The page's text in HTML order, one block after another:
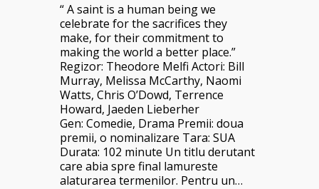
“ A saint is a human being we
celebrate for the sacrifices they
make, for their commitment to
making the world a better place.”
Regizor: Theodore Melfi Actori: Bill
Murray, Melissa McCarthy, Naomi
Watts, Chris O’Dowd, Terrence
Howard, Jaeden Lieberher
Gen: Comedie, Drama Premii: doua
premii, o nominalizare Tara: SUA
Durata: 102 minute Un titlu derutant
care abia spre final lamureste
alaturarea termenilor. Pentru un…